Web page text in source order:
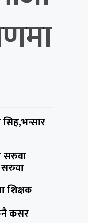
सरुवा
सरुवा
शिक्षक
कसर